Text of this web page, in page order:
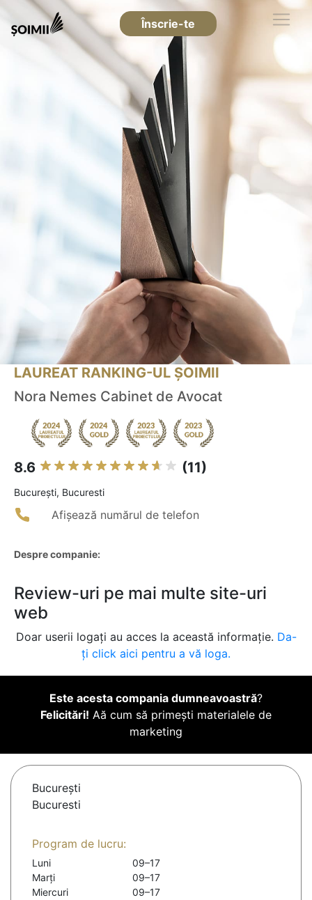
Înscrie-te
LAUREAT RANKING-UL ȘOIMII
Nora Nemes Cabinet de Avocat
8.6 (11)
Bucureşti, Bucuresti
Afișează numărul de telefon
Despre companie:
Review-uri pe mai multe site-uri
web
Doar userii logați au acces la această informație. Da-
ți click aici pentru a vă loga.
Este acesta compania dumneavoastră?
Felicitări! Aă cum să primești materialele de
marketing
Bucureşti
Bucuresti
Program de lucru:
Luni
09–17
Marți
09–17
Miercuri
09–17